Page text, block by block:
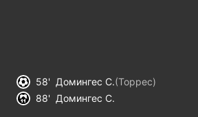
58 (Торрес)
Домингес С.
88
Домингес С.